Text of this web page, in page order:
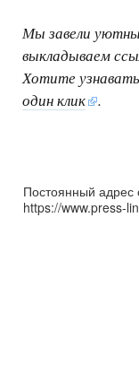
Мы завели
выкладываем
Хотите
один клик
.
Постоянный адрес
https://www.press-